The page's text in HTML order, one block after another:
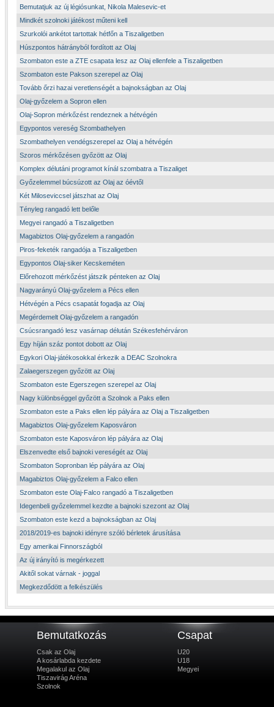
Bemutatjuk az új légiósunkat, Nikola Malesevic-et
Mindkét szolnoki játékost műteni kell
Szurkolói ankétot tartottak hétfőn a Tiszaligetben
Húszpontos hátrányból fordított az Olaj
Szombaton este a ZTE csapata lesz az Olaj ellenfele a Tiszaligetben
Szombaton este Pakson szerepel az Olaj
Tovább őrzi hazai veretlenségét a bajnokságban az Olaj
Olaj-győzelem a Sopron ellen
Olaj-Sopron mérkőzést rendeznek a hétvégén
Egypontos vereség Szombathelyen
Szombathelyen vendégszerepel az Olaj a hétvégén
Szoros mérkőzésen győzött az Olaj
Komplex délutáni programot kínál szombatra a Tiszaliget
Győzelemmel búcsúzott az Olaj az óévtől
Két Miloseviccsel játszhat az Olaj
Tényleg rangadó lett belőle
Megyei rangadó a Tiszaligetben
Magabiztos Olaj-győzelem a rangadón
Piros-feketék rangadója a Tiszaligetben
Egypontos Olaj-siker Kecskeméten
Előrehozott mérkőzést játszik pénteken az Olaj
Nagyarányú Olaj-győzelem a Pécs ellen
Hétvégén a Pécs csapatát fogadja az Olaj
Megérdemelt Olaj-győzelem a rangadón
Csúcsrangadó lesz vasárnap délután Székesfehérváron
Egy híján száz pontot dobott az Olaj
Egykori Olaj-játékosokkal érkezik a DEAC Szolnokra
Zalaegerszegen győzött az Olaj
Szombaton este Egerszegen szerepel az Olaj
Nagy különbséggel győzött a Szolnok a Paks ellen
Szombaton este a Paks ellen lép pályára az Olaj a Tiszaligetben
Magabiztos Olaj-győzelem Kaposváron
Szombaton este Kaposváron lép pályára az Olaj
Elszenvedte első bajnoki vereségét az Olaj
Szombaton Sopronban lép pályára az Olaj
Magabiztos Olaj-győzelem a Falco ellen
Szombaton este Olaj-Falco rangadó a Tiszaligetben
Idegenbeli győzelemmel kezdte a bajnoki szezont az Olaj
Szombaton este kezd a bajnokságban az Olaj
2018/2019-es bajnoki idényre szóló bérletek árusítása
Egy amerikai Finnországból
Az új irányító is megérkezett
Akitől sokat várnak - joggal
Megkezdődött a felkészülés
Bemutatkozás
Csak az Olaj
A kosárlabda kezdete
Megalakul az Olaj
Tiszavirág Aréna
Szolnok
Csapat
U20
U18
Megyei